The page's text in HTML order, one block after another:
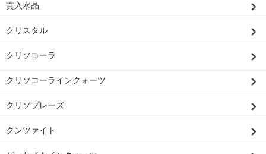
貫入水晶
クリスタル
クリソコーラ
クリソコーラインクォーツ
クリソプレーズ
クンツァイト